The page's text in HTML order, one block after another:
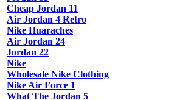
Cheap Jordan 11
Air Jordan 4 Retro
Nike Huaraches
Air Jordan 24
Jordan 22
Nike
Wholesale Nike Clothing
Nike Air Force 1
What The Jordan 5